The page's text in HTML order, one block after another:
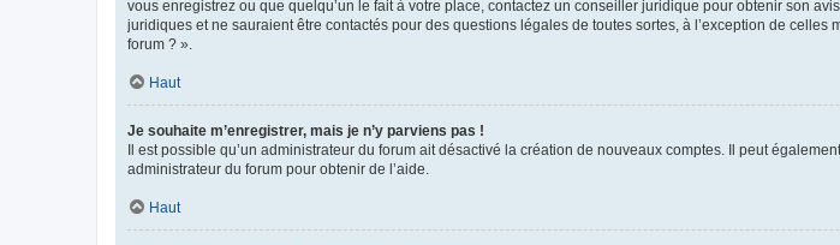
vous enregistrez ou que quelqu’un le fait à votre place, contactez un conseiller juridique pour obtenir son
juridiques et ne sauraient être contactés pour des questions légales de toutes sortes, à l’exception de
forum ? ».
Haut
Je souhaite m’enregistrer, mais je n’y parviens pas !
Il est possible qu’un administrateur du forum ait désactivé la création de nouveaux comptes. Il peut
administrateur du forum pour obtenir de l’aide.
Haut